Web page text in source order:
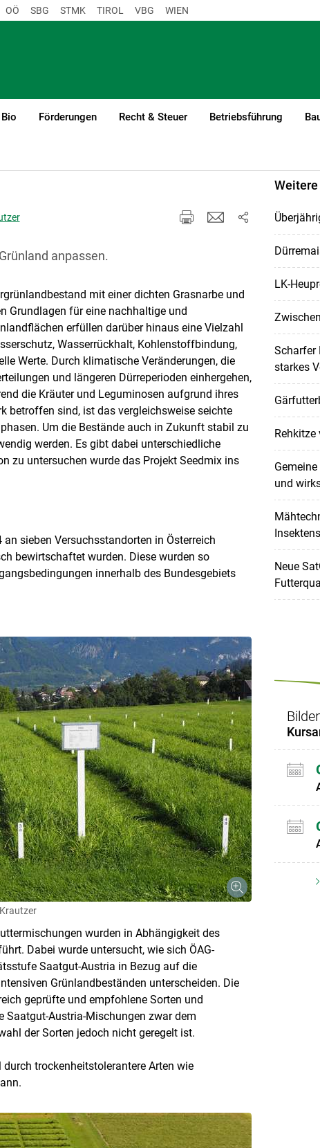
Skip to main content
OÖ SBG STMK TIROL VBG WIEN
Bio Förderungen Recht & Steuer Betriebsführung
anpassen.
mit einer dichten Grasnarbe und
Grundlagen für eine nachhaltige und
erfüllen darüber hinaus eine Vielzahl
Wasserrückhalt, Kohlenstoffbindung,
Werte. Durch klimatische Veränderungen, die
und längeren Dürreperioden einhergehen,
die Kräuter und Leguminosen aufgrund ihres
betroffen sind, ist das vergleichsweise seichte
Um die Bestände auch in Zukunft stabil zu
werden. Es gibt dabei unterschiedliche
zu untersuchen wurde das Projekt Seedmix ins
sieben Versuchsstandorten in Österreich
bewirtschaftet wurden. Diese wurden so
innerhalb des Bundesgebiets
wurden in Abhängigkeit des
Dabei wurde untersucht, wie sich ÖAG-
Saatgut-Austria in Bezug auf die
Grünlandbeständen unterscheiden. Die
geprüfte und empfohlene Sorten und
Saatgut-Austria-Mischungen zwar dem
der Sorten jedoch nicht geregelt ist.
trockenheitstolerantere Arten wie
LK-
Scharfer
starkes
Rehkitze
und
Neue